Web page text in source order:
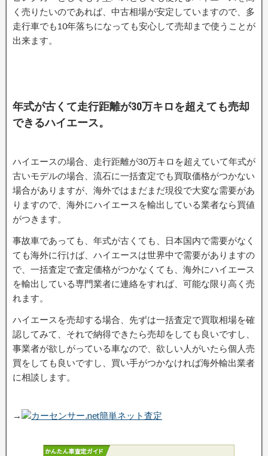
く売りたいのであれば、中古相場が安定していますので、多
走行車でも10年落ちになっても安心して売却まで使うことが
出来ます。
年式が古くて走行距離が30万キロを超えても売却
できるハイエース。
ハイエースの場合、走行距離が30万キロを超えていて年式が
古いモデルの場合、流石に一括査定でも買取価格がつかない
場合がありますが、海外ではまだまだ現役で大変な需要があ
りますので、海外にハイエースを輸出している業者なら買値
がつきます。
事故車であっても、年式が古くても、日本国内で需要がなく
ても海外に行けば、ハイエースは世界中で需要がありますの
で、一括査定で査定価格がつかなくても、海外にハイエース
を輸出している専門業者に連絡をすれば、可能な限り高く売
れます。
ハイエースを売却する場合、先ずは一括査定で買取相場を確
認してみて、それで納得できたら売却をしても良いですし、
事業者が欲しがっている車なので、欲しい人がいたら個人売
買をしても良いですし、買い手がつかなければ海外輸出業者
に相談します。
→ カーセンサー.net簡単ネット査定